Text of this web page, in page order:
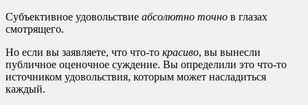
Субъективное удовольствие абсолютно точно в глазах
смотрящего.
Но если вы заявляете, что что-то красиво, вы вынесли
публичное оценочное суждение. Вы определили это что-то
источником удовольствия, которым может насладиться
каждый.